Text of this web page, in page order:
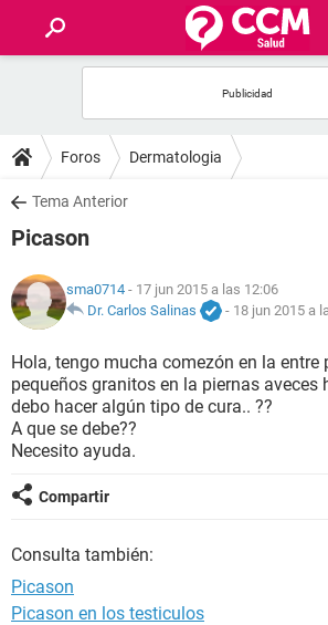
FOROS
SALUD
NUTRICIÓN
BIENESTAR
SEXUALIDAD
GLOSARIO
Foros Dermatologia
Tema Anterior
Picason
sma0714 - 17 jun 2015 a las 12:06
Dr. Carlos Salinas
- 18 jun 2015 a
Hola, tengo mucha comezón en la entre
pequeños granitos en la piernas aveces
debo hacer algún tipo de cura.. ??
A que se debe??
Necesito ayuda.
Compartir
Consulta también:
Picason
Picason en los testiculos